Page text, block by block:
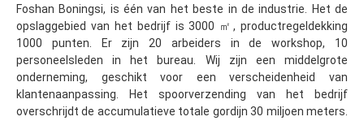
Foshan Boningsi, is één van het beste in de industrie. Het de
opslaggebied van het bedrijf is 3000 ㎡, productregeldekking
1000 punten. Er zijn 20 arbeiders in de workshop, 10
personeelsleden in het bureau. Wij zijn een middelgrote
onderneming, geschikt voor een verscheidenheid van
klantenaanpassing. Het spoorverzending van het bedrijf
overschrijdt de accumulatieve totale gordijn 30 miljoen meters.